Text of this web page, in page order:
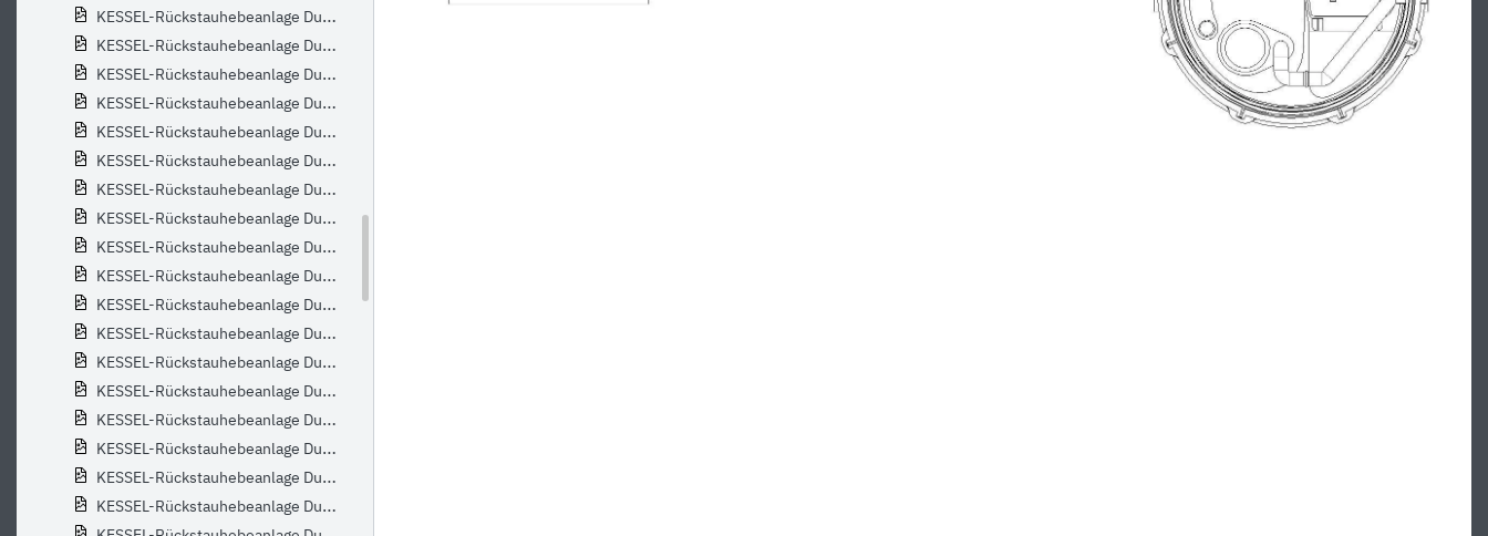
KESSEL-Rückstauhebeanlage Duo Ecolift XL, 1-Motor-Klappe,SPF3000-S3,T0
KESSEL-Rückstauhebeanlage Duo Ecolift XL, 1-Motor-Klappe,SPF4500-S1,T0
KESSEL-Rückstauhebeanlage Duo Ecolift XL, 1-Motor-Klappe,SPF4500-S3,T0
KESSEL-Rückstauhebeanlage Duo Ecolift XL, 2-Motor-Klappen, SPF1400-S1
KESSEL-Rückstauhebeanlage Duo Ecolift XL, 2-Motor-Klappen, SPF1400-S3
KESSEL-Rückstauhebeanlage Duo Ecolift XL, 2-Motor-Klappen, SPF1500-S1
KESSEL-Rückstauhebeanlage Duo Ecolift XL, 2-Motor-Klappen, SPF1500-S3
KESSEL-Rückstauhebeanlage Duo Ecolift XL, 2-Motor-Klappen, SPF3000-S1
KESSEL-Rückstauhebeanlage Duo Ecolift XL, 2-Motor-Klappen, SPF3000-S3
KESSEL-Rückstauhebeanlage Duo Ecolift XL, 2-Motor-Klappen, SPF4500-S1
KESSEL-Rückstauhebeanlage Duo Ecolift XL, 2-Motor-Klappen, SPF4500-S3
KESSEL-Rückstauhebeanlage Duo Ecolift XL,2-Motor-Klappen,SPF1400-S1,T0
KESSEL-Rückstauhebeanlage Duo Ecolift XL,2-Motor-Klappen,SPF1400-S3,T0
KESSEL-Rückstauhebeanlage Duo Ecolift XL,2-Motor-Klappen,SPF1500-S1,T0
KESSEL-Rückstauhebeanlage Duo Ecolift XL,2-Motor-Klappen,SPF1500-S3,T0
KESSEL-Rückstauhebeanlage Duo Ecolift XL,2-Motor-Klappen,SPF3000-S1,T0
KESSEL-Rückstauhebeanlage Duo Ecolift XL,2-Motor-Klappen,SPF3000-S3,T0
KESSEL-Rückstauhebeanlage Duo Ecolift XL,2-Motor-Klappen,SPF4500-S1,T0